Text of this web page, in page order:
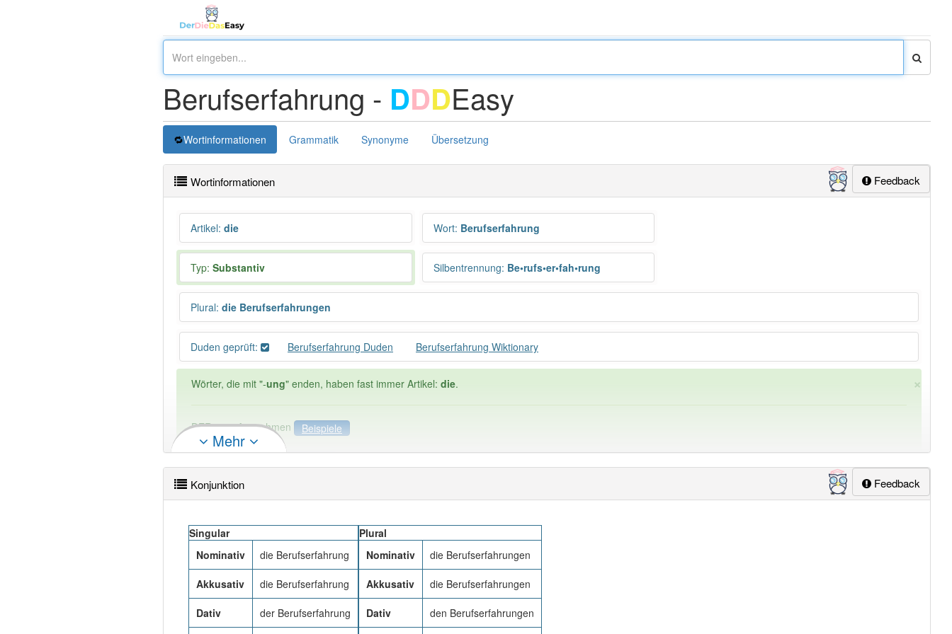
Berufserfahrung - DDDEasy
Wortinformationen Grammatik Synonyme Übersetzung
Feedback
Wortinformationen
Artikel: die Wort: Berufserfahrung
Typ: Substantiv Silbentrennung: Be•rufs•er•fah•rung
Plural: die Berufserfahrungen
Duden geprüft: Berufserfahrung Duden Berufserfahrung Wiktionary
×
Wörter, die mit "-ung" enden, haben fast immer Artikel: die.
DER:127Ausnahmen
Beispiele
DIE: 11 043
DAS:2Ausnahmen
PowerIndex:
Wörter mit Endung : 1
84% unserer Spielapp-Nutzer haben den Artikel korrekt erraten.
Mehr
Feedback
Konjunktion
Singular
Nominativ
die Berufserfahrung
Akkusativ die Berufserfahrung
Dativ der Berufserfahrung
Plural
Nominativ
die Berufserfahrungen
Akkusativ die Berufserfahrungen
Dativ den Berufserfahrungen